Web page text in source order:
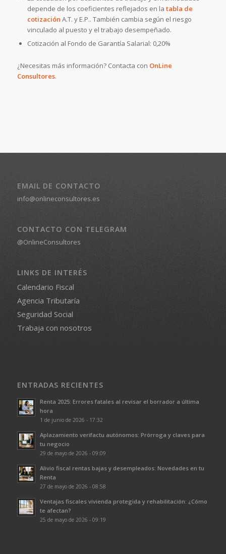
depende de los coeficientes reflejados en la tabla de
cotización A.T. y E.P.. También cambia según el riesgo
vinculado al puesto y el trabajo desempeñado.
Cotización al Fondo de Garantía Salarial: 0,20%
¿Necesitas más información? Contacta con OnLine
Consultores.
EMAIL DE CONTACTO
info@onlineconsultores.es
CONTACTO CON TELEGRAM
@OnlineConsultores
LINKS DE INTERÉS
Calendario Fiscal
Agencia Tributaría
Seguridad Social
Trabaja con nosotros
ENTRADAS RECIENTES
Renta 2025: Errores fatales al revisar el borrador a última
hora
1 de junio de 2026 - 17:32
Aplazamiento verifactu autónomos: Prórroga y claves para
tu negocio
29 de mayo de 2026 - 09:09
Alivio fiscal rentas bajas y desempleados: Novedades en tu
Renta
27 de mayo de 2026 - 08:58
Ventajas fiscales vivienda protegida y rehabilitación: ¿Cómo
te afectan?
25 de mayo de 2026 - 09:19